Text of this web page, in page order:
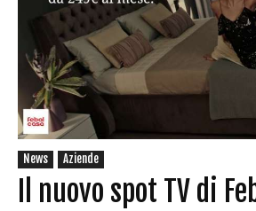
News Aziende
Il nuovo spot TV di